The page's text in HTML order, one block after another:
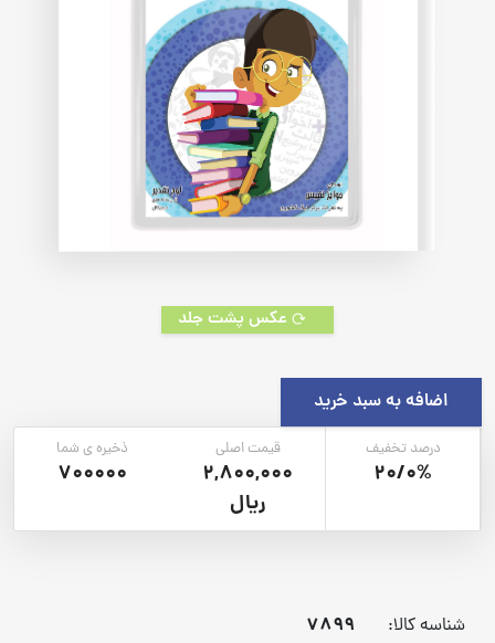
عکس پشت جلد
اضافه به سبد خرید
درصد تخفیف
20/0%
قیمت اصلی
2,800,000
ریال
ذخیره ی شما
700000
شناسه کالا:
7899